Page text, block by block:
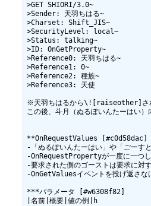
>GET SHIORI/3.0~
>Sender: 天羽ちはる~
>Charset: Shift_JIS~
>SecurityLevel: local~
>Status: talking~
>ID: OnGetProperty~
>Reference0: 天羽ちはる~
>Reference1: 0~
>Reference2: 種族~
>Reference3: 天使
※天羽ちはるから\![raiseother]され
この後、斗月（ぬるぽいんたーはい）
**OnRequestValues [#c0d58dac]
-「ぬるぽいんたーはい」や「ごーす
-OnRequestPropertyが一度に一つし
-要求された側のゴーストは要求に対
-OnGetValuesイベントを投げ返さな
***パラメータ [#w6308f82]
|名前|概要|値の例|h